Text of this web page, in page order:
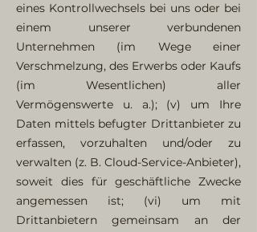
eines Kontrollwechsels bei uns oder bei
einem unserer verbundenen
Unternehmen (im Wege einer
Verschmelzung, des Erwerbs oder Kaufs
(im Wesentlichen) aller
Vermögenswerte u. a.); (v) um Ihre
Daten mittels befugter Drittanbieter zu
erfassen, vorzuhalten und/oder zu
verwalten (z. B. Cloud-Service-Anbieter),
soweit dies für geschäftliche Zwecke
angemessen ist; (vi) um mit
Drittanbietern gemeinsam an der